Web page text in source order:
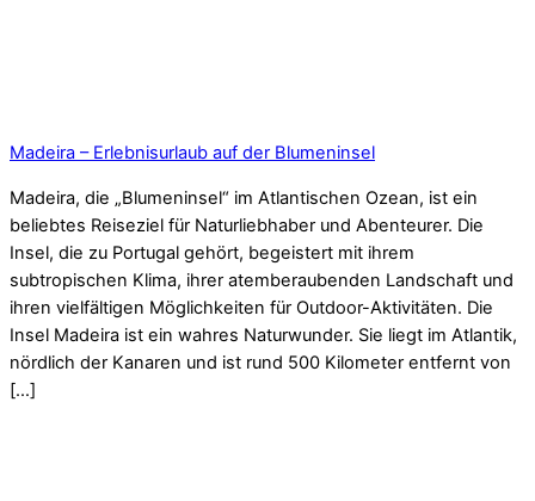
Madeira – Erlebnisurlaub auf der Blumeninsel
Madeira, die „Blumeninsel“ im Atlantischen Ozean, ist ein
beliebtes Reiseziel für Naturliebhaber und Abenteurer. Die
Insel, die zu Portugal gehört, begeistert mit ihrem
subtropischen Klima, ihrer atemberaubenden Landschaft und
ihren vielfältigen Möglichkeiten für Outdoor-Aktivitäten. Die
Insel Madeira ist ein wahres Naturwunder. Sie liegt im Atlantik,
nördlich der Kanaren und ist rund 500 Kilometer entfernt von
[…]